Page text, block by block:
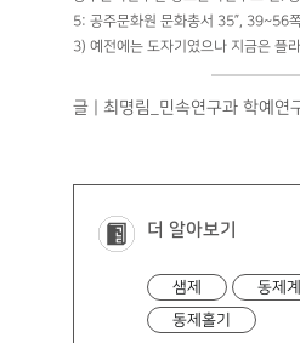
5: 공주문화원 문화총서 35”, 39~56
3) 예전에는 도자기였으나 지금은 플
글 | 최명림_민속연구과 학예연
더 알아보기
샘제
동제계
동제홀기